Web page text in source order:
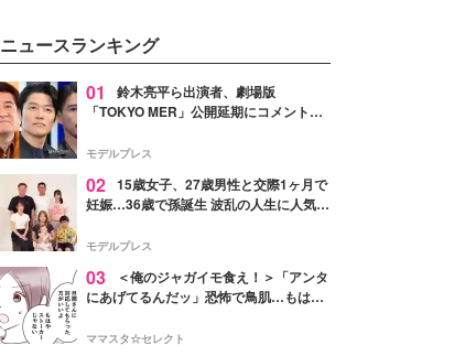
性を秘めた、革新的な「Water
Capturing Skin（ウォーターキャ
プチャリングスキン：捕水肌）」
技術を、花王が構築した。
ニュースランキング
01
鈴木亮平ら出演者、劇場版
「TOKYO MER」公開延期にコメント
最大の敬意とエールを」
モデルプレス
02 15歳女子、27歳男性と交際1ヶ月で
妊娠…36歳で孫誕生 波乱の人生に人気タ
よ！」
モデルプレス
03
＜俺のジャガイモ食え！＞「アンタ
にあげてるんだッ」恐怖で鳥肌…もはや
ママスタ☆セレクト